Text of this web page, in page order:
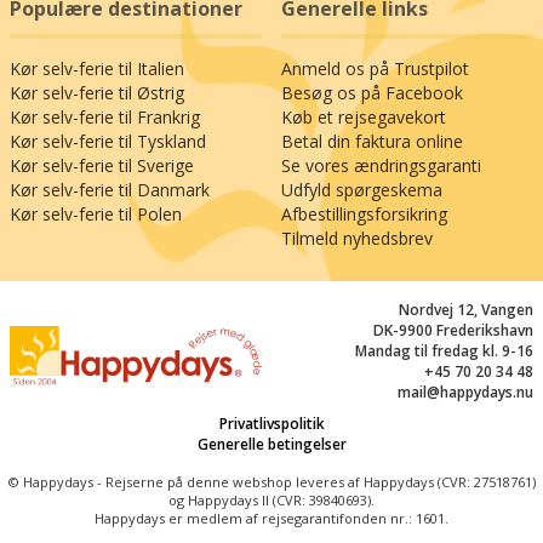
Den gode fortælling kan følges på hver en
bugtet vej gennem det idylliske fynske landskab:
Stokroseromantik og bindingsværkidyl, slotte og
herregårde, hvide sejl på vandet i det sydfynske
øhav… Vov jer f.eks. ind i verdens måske største
havelabyrint på Egeskov Slot (33 km). Tag
smutturen til Nordfyns idylliske havnebyer, hvor
Kerteminde (19 km) og Bogense (30 km) er ren
nostalgi. Eller oplev Sydfyns charme, hvor
Svendborg med skumsprøjt og sejlskibe
herfra kan I desuden krydre miniferien med en
sejltur til Ærø, der er indbegrebet af dansk og
uspoleret ø-idyl.
Populære destinationer
Kør selv-ferie til Italien
Kør selv-ferie til Østrig
Kør selv-ferie til Frankrig
Kør selv-ferie til Tyskland
Kør selv-ferie til Sverige
Kør selv-ferie til Danmark
Kør selv-ferie til Polen
Generelle links
Anmeld os på Trustpilot
Besøg os på Facebook
Køb et rejsegavekort
Betal din faktura online
Se vores ændringsgaranti
Udfyld spørgeskema
Afbestillingsforsikring
Tilmeld nyhedsbrev
Nordvej 12, Vangen
DK-9900 Frederikshavn
Mandag til fredag kl. 9-16
+45 70 20 34 48
mail@happydays.nu
Privatlivspolitik
Generelle betingelser
© Happydays - Rejserne på denne webshop leveres af Happydays (CVR: 27518761)
og Happydays II (CVR: 39840693).
Happydays er medlem af rejsegarantifonden nr.: 1601.